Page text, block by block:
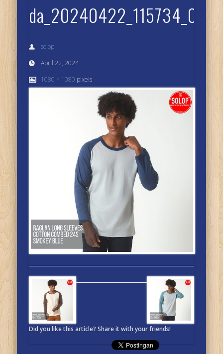
solop
April 22, 2024
1080 × 1080 pixels
Did you like this article? Share it with your friends!